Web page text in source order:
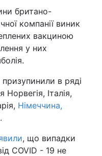
британо-
компанії виник
вакциною
у них
в ряді
Італія,
Німеччина,
, що випадки
COVID - 19 не